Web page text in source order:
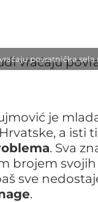
povratnička
je
a isti
. Sva
brojem
sve
.